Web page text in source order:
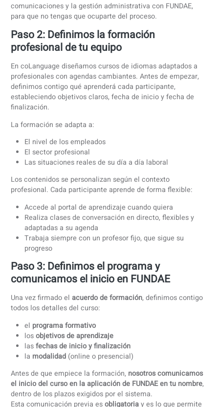
Solicitar y utilizar lasubvención de Fundae
cómo funciona:
Paso 1: Accede a FUNDAE, consulta tu
crédito y autorízanos para gestionarlo
Accede a la aplicación de FUNDAE aquí:
https://empresas.fundae.es/Lanzadera
Haz clic en “Acceder”, entra con tu certificado digital y
"Bonificada" bajo losDatos de acceso
Una vez dentro, dirígete aEmpresa→Datos empresa
Autorización. Allí, tendrás que ingresar nuestros datos si
deseas que gestionemos la comunicación y la formación
Edutalent SL (= coLanguage)
NIF: B40622912
Esta autorización nos permite encargarnos de todas las
comunicaciones y la gestión administrativa con FUNDAE,
para que no tengas que ocuparte del proceso.
Paso 2: Definimos la formación
profesional de tu equipo
En coLanguage diseñamos cursos de idiomas adaptados a
profesionales con agendas cambiantes. Antes de
definimos contigo qué aprenderá cada participante,
estableciendo objetivos claros, fecha de inicio y fecha de
finalización.
La formación se adapta a: